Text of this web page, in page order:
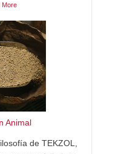
More
Animal
de TEKZOL,